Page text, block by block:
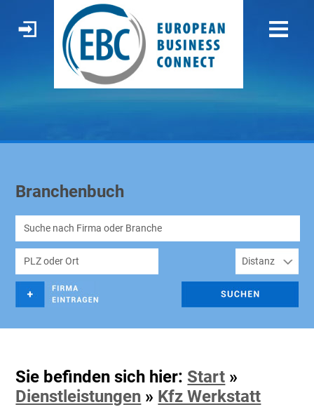
Branchenbuch
Sie befinden sich hier: Start »
Dienstleistungen » Kfz Werkstatt